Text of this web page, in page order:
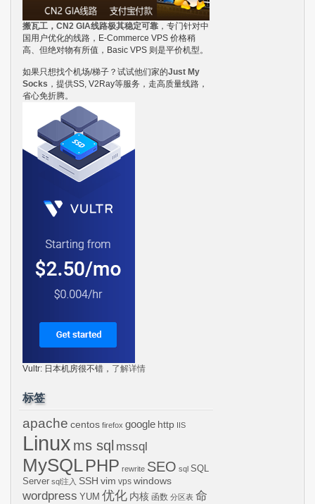
搬瓦工，CN2 GIA线路极其稳定可靠 ，专门针对中
国用户优化的线路，E-Commerce VPS 价格稍
高、但绝对物有所值，Basic VPS 则是平价机型。
如果只想找个机场/梯子？试试他们家的Just My
Socks ，提供SS, V2Ray等服务，走高质量线路，
省心免折腾。
Vultr: 日本机房很不错， 了解详情
标签
apache centos firefox google http IIS
Linux ms sql mssql
MySQLPHP rewrite SEO sql SQL
Server sql注入 SSH vim vps windows
wordpress YUM 优化 内核 函数 分区表 命